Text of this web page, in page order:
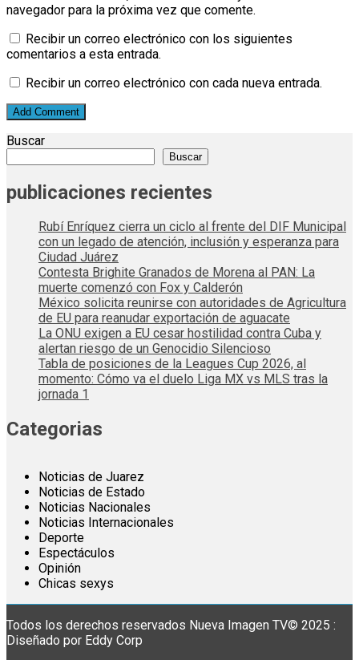
navegador para la próxima vez que comente.
Recibir un correo electrónico con los siguientes
comentarios a esta entrada.
Recibir un correo electrónico con cada nueva entrada.
Buscar
Buscar
publicaciones recientes
Rubí Enríquez cierra un ciclo al frente del DIF Municipal
con un legado de atención, inclusión y esperanza para
Ciudad Juárez
Contesta Brighite Granados de Morena al PAN: La
muerte comenzó con Fox y Calderón
México solicita reunirse con autoridades de Agricultura
de EU para reanudar exportación de aguacate
La ONU exigen a EU cesar hostilidad contra Cuba y
alertan riesgo de un Genocidio Silencioso
Tabla de posiciones de la Leagues Cup 2026, al
momento: Cómo va el duelo Liga MX vs MLS tras la
jornada 1
Categorias
Noticias de Juarez
Noticias de Estado
Noticias Nacionales
Noticias Internacionales
Deporte
Espectáculos
Opinión
Chicas sexys
Todos los derechos reservados Nueva Imagen TV© 2025 :
Diseñado por Eddy Corp